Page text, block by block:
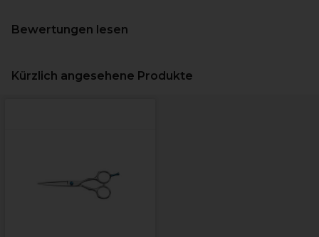
Bewertungen lesen
Kürzlich angesehene Produkte